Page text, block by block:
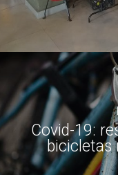
Covid-19:
bicicletas